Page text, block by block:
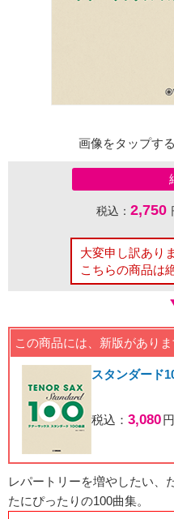
画像をタップす
税込： 2,750
大変申し訳あり
こちらの商品は
この商品には、新版がありま
スタンダード
税込： 3,080円
レパートリーを増やしたい、
たにぴったりの100曲集。